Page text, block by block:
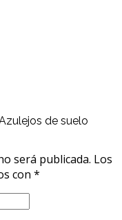
de suelo
será publicada. Los
con *